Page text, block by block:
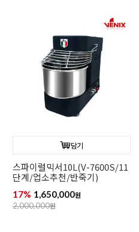
담기
스파이럴믹서10L(V-7600S/11
단계/업소추천/반죽기)
17% 1,650,000원
2,000,000원